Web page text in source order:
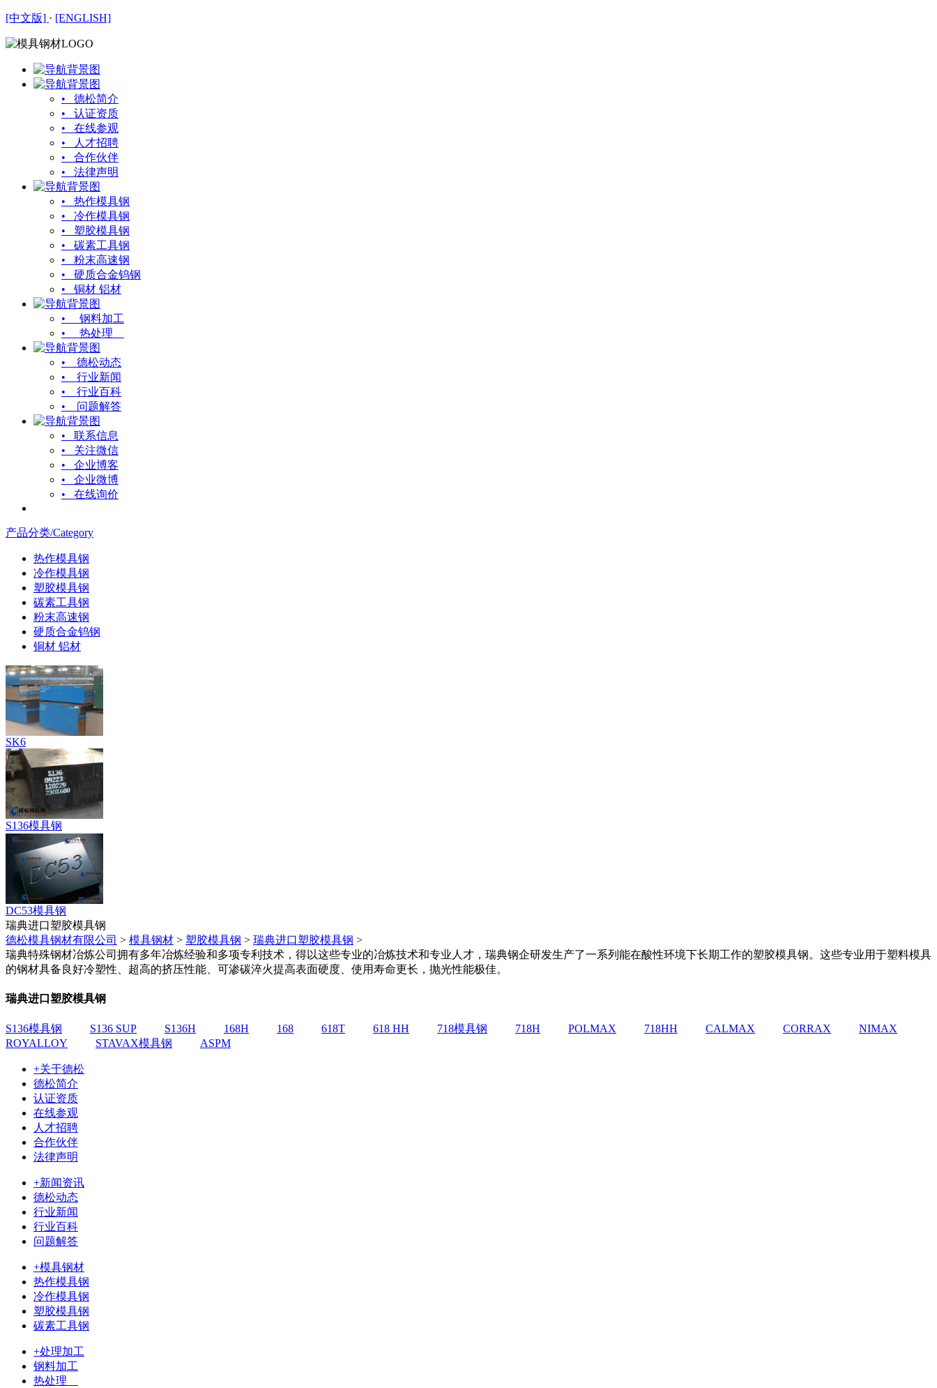
[中文版] · [ENGLISH]
• 德松简介
• 认证资质
• 在线参观
• 人才招聘
• 合作伙伴
• 法律声明
• 热作模具钢
• 冷作模具钢
• 塑胶模具钢
• 碳素工具钢
• 粉末高速钢
• 硬质合金钨钢
• 铜材 铝材
• 钢料加工
• 热处理
• 德松动态
• 行业新闻
• 行业百科
• 问题解答
• 联系信息
• 关注微信
• 企业博客
• 企业微博
• 在线询价
产品分类/Category
热作模具钢
冷作模具钢
塑胶模具钢
碳素工具钢
粉末高速钢
硬质合金钨钢
铜材 铝材
SK6
S136模具钢
DC53模具钢
瑞典进口塑胶模具钢
德松模具钢材有限公司 > 模具钢材 > 塑胶模具钢 > 瑞典进口塑胶模具钢 >
瑞典特殊钢材冶炼公司拥有多年冶炼经验和多项专利技术，得以这些专业的冶炼技术和专业人才，瑞典钢企研发生产了一系列能在酸性环境下长期工作的塑胶模具钢。这些专业用于塑料模具
的钢材具备良好冷塑性、超高的挤压性能、可渗碳淬火提高表面硬度、使用寿命更长，抛光性能极佳。
瑞典进口塑胶模具钢
S136模具钢 S136 SUP S136H 168H 168 618T 618 HH 718模具钢 718H POLMAX 718HH CALMAX CORRAX
NIMAX
ROYALLOY
STAVAX模具钢 ASPM
+关于德松
德松简介
认证资质
在线参观
人才招聘
合作伙伴
法律声明
+新闻资讯
德松动态
行业新闻
行业百科
问题解答
+模具钢材
热作模具钢
冷作模具钢
塑胶模具钢
碳素工具钢
+处理加工
钢料加工
热处理